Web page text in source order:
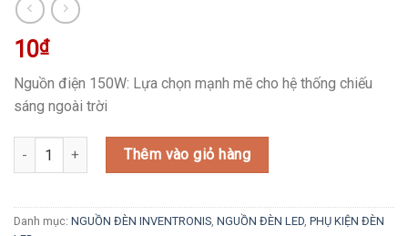
10₫
Nguồn điện 150W: Lựa chọn mạnh mẽ cho hệ thống chiếu
sáng ngoài trời
Nguồn điện 150W: Lựa chọn mạnh mẽ cho hệ thống chiếu sáng
Thêm vào giỏ hàng
Danh mục: NGUỒN ĐÈN INVENTRONIS, NGUỒN ĐÈN LED, PHỤ KIỆN ĐÈN